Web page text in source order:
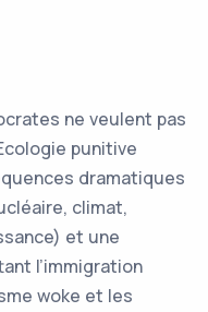
ne veulent pas
punitive
dramatiques
climat,
et une
l’immigration
woke et les